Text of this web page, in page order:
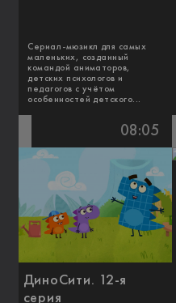
Сериал-мюзикл для самых
маленьких, созданный
командой аниматоров,
детских психологов и
педагогов с учётом
особенностей детского...
08:05
ДиноСити. 12-я
серия